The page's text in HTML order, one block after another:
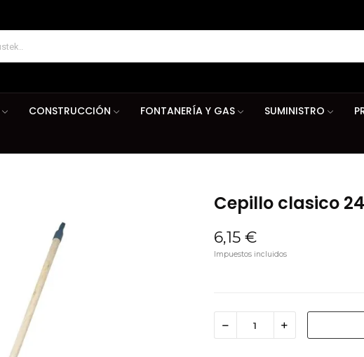
CONSTRUCCIÓN FONTANERÍA Y GAS SUMINISTRO
Cepillo clasico
6,15 €
Impuestos incluidos